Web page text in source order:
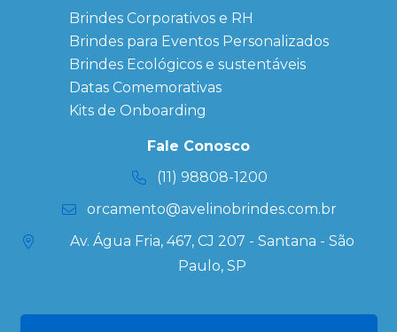
Brindes
Corporativos
Copos Térmicos
Personalizados
Datas Especiais
Ecobag
Personalizada
Kits
Brindes Corporativos e RH
Brindes para Eventos Personalizados
Brindes Ecológicos e sustentáveis
Datas Comemorativas
Kits de Onboarding
Fale Conosco
(11) 98808-1200
orcamento@avelinobrindes.com.br
Av. Água Fria, 467, CJ 207 - Santana - São
Paulo, SP